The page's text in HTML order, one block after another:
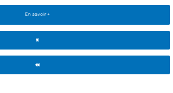
En savoir +